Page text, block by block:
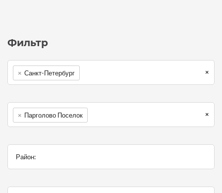
Фильтр
×
× Санкт-Петербург
×
× Парголово Поселок